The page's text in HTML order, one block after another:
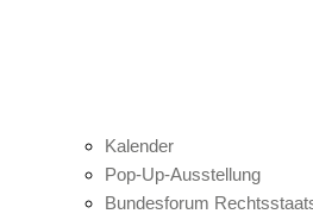
Kalender
Pop-Up-Ausstellung
Bundesforum